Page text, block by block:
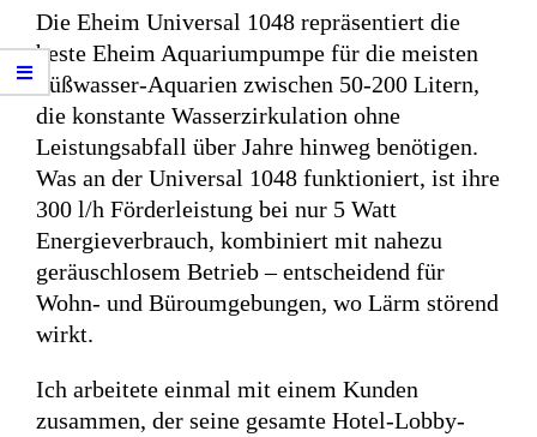
Die Eheim Universal 1048 repräsentiert die
beste Eheim Aquariumpumpe für die meisten
Süßwasser-Aquarien zwischen 50-200 Litern,
die konstante Wasserzirkulation ohne
Leistungsabfall über Jahre hinweg benötigen.
Was an der Universal 1048 funktioniert, ist ihre
300 l/h Förderleistung bei nur 5 Watt
Energieverbrauch, kombiniert mit nahezu
geräuschlosem Betrieb – entscheidend für
Wohn- und Büroumgebungen, wo Lärm störend
wirkt.
Ich arbeitete einmal mit einem Kunden
zusammen, der seine gesamte Hotel-Lobby-